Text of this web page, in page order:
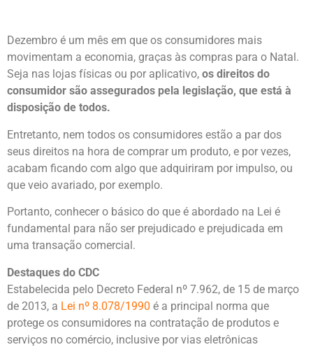
Dezembro é um mês em que os consumidores mais
movimentam a economia, graças às compras para o Natal.
Seja nas lojas físicas ou por aplicativo, os direitos do
consumidor são assegurados pela legislação, que está à
disposição de todos.
Entretanto, nem todos os consumidores estão a par dos
seus direitos na hora de comprar um produto, e por vezes,
acabam ficando com algo que adquiriram por impulso, ou
que veio avariado, por exemplo.
Portanto, conhecer o básico do que é abordado na Lei é
fundamental para não ser prejudicado e prejudicada em
uma transação comercial.
Destaques do CDC
Estabelecida pelo Decreto Federal nº 7.962, de 15 de março
de 2013, a Lei nº 8.078/1990 é a principal norma que
protege os consumidores na contratação de produtos e
serviços no comércio, inclusive por vias eletrônicas